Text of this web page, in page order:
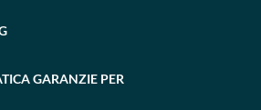
GARANZIE PER